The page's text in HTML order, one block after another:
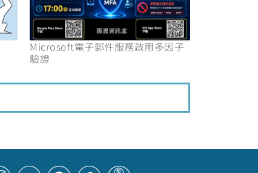
Microsoft電子郵件服務啟用多因子
驗證